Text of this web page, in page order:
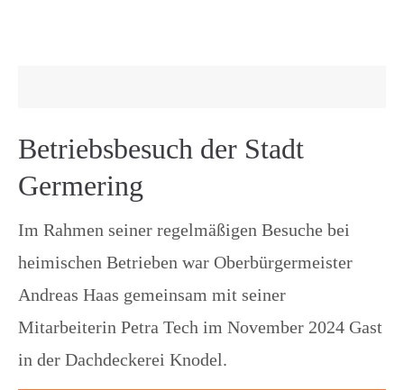
Betriebsbesuch der Stadt
Germering
Im Rahmen seiner regelmäßigen Besuche bei
heimischen Betrieben war Oberbürgermeister
Andreas Haas gemeinsam mit seiner
Mitarbeiterin Petra Tech im November 2024 Gast
in der Dachdeckerei Knodel.